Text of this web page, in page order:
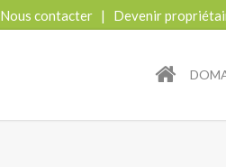
Nous contacter | Devenir